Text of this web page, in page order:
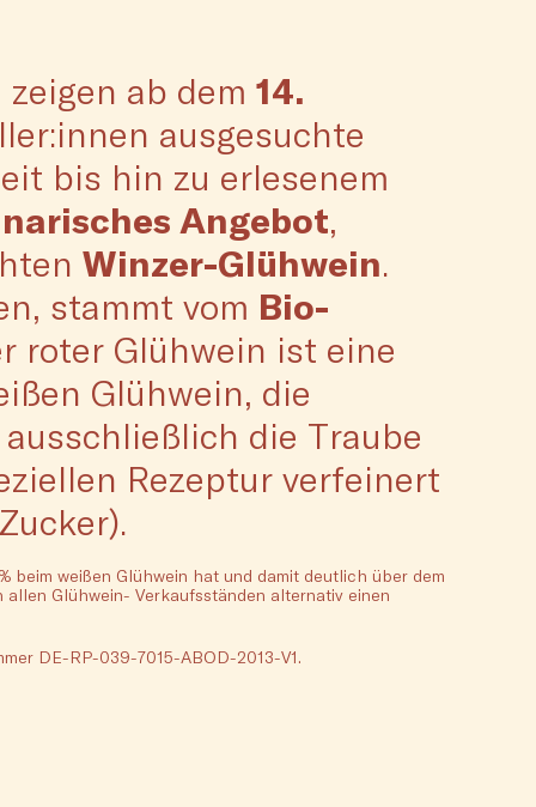
ab dem14.
ausgesuchte
bis hin zu erlesenem
Angebot,
Winzer-Glühwein.
stammt vom Bio-
roter Glühwein ist eine
Glühwein, die
die Traube
Rezeptur verfeinert
beim weißen Glühwein hat und damit deutlich über dem
Glühwein- Verkaufsständen alternativ einen
DE-RP-039-7015-ABOD-2013-V1.